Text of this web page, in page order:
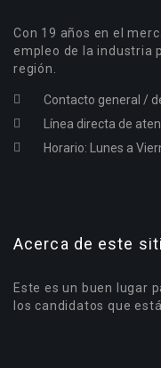
Con 19 años en el
empleo de la industria
región.
Contacto general /
Línea directa de
Horario: Lunes a
Acerca de este
Este es un buen lugar
los candidatos que